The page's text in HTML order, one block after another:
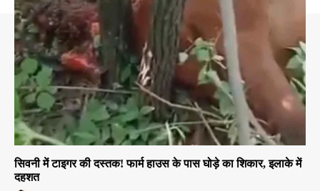
सिवनी में टाइगर की दस्तक! फार्म हाउस के पास घोड़े का शिकार, इलाके में
दहशत